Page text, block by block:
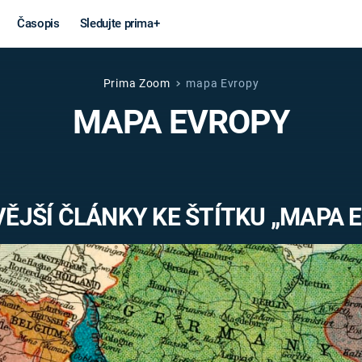
Časopis Sledujte prima+
Věda a
technika
MARS
VÁLEČNÉ
Záhady a
Prima Zoom mapa Evropy
MAPA EVROPY
ČLÁNKY KE ŠTÍTKU „MAPA